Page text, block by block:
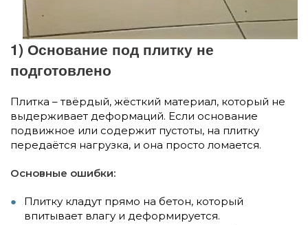
1) Основание под плитку не
подготовлено
Плитка – твёрдый, жёсткий материал, который не
выдерживает деформаций. Если основание
подвижное или содержит пустоты, на плитку
передаётся нагрузка, и она просто ломается.
Основные ошибки:
Плитку кладут прямо на бетон, который
впитывает влагу и деформируется.